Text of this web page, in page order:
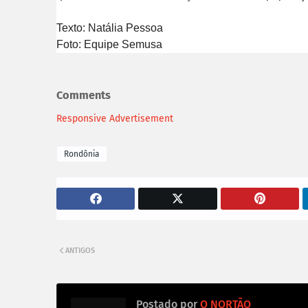
Texto: Natália Pessoa
Foto: Equipe Semusa
Comments
Responsive Advertisement
Rondônia
ANTIGOS
Postado por O NORTÃO